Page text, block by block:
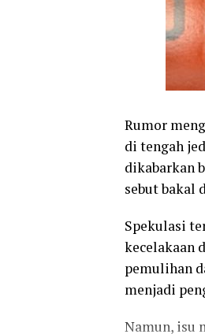
Rumor
di tengah
dikabarkan
sebut bakal
Spekulasi
kecelakaan
pemulihan
menjadi
Namun, isu